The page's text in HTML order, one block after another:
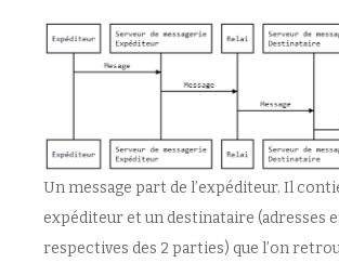
Un message part de l’expéditeur. Il
expéditeur et un destinataire (adresses
respectives des 2 parties) que l’on